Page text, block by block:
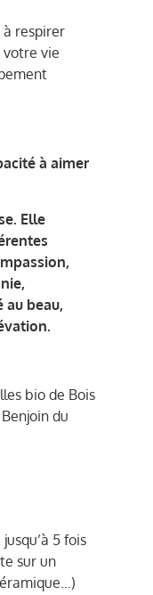
à respirer
votre vie
à aimer
Elle
beau,
bio de Bois
du
5 fois
sur un